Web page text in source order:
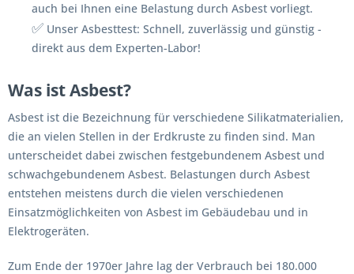
auch bei Ihnen eine Belastung durch Asbest vorliegt.
✅ Unser Asbesttest: Schnell, zuverlässig und günstig -
direkt aus dem Experten-Labor!
Was ist Asbest?
Asbest ist die Bezeichnung für verschiedene Silikatmaterialien,
die an vielen Stellen in der Erdkruste zu finden sind. Man
unterscheidet dabei zwischen festgebundenem Asbest und
schwachgebundenem Asbest. Belastungen durch Asbest
entstehen meistens durch die vielen verschiedenen
Einsatzmöglichkeiten von Asbest im Gebäudebau und in
Elektrogeräten.
Zum Ende der 1970er Jahre lag der Verbrauch bei 180.000